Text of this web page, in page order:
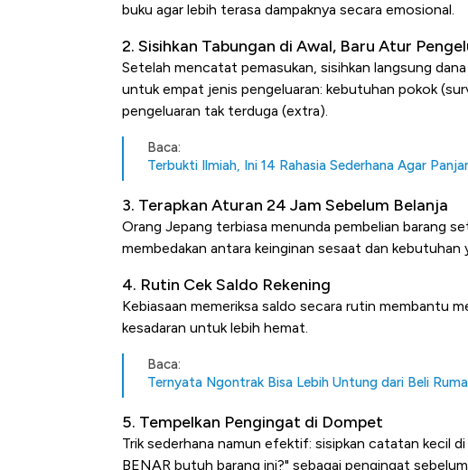
buku agar lebih terasa dampaknya secara emosional.
2. Sisihkan Tabungan di Awal, Baru Atur
Setelah mencatat pemasukan, sisihkan langsung
untuk empat jenis pengeluaran: kebutuhan pokok
pengeluaran tak terduga (extra).
Baca:
Terbukti Ilmiah, Ini 14 Rahasia Sederhana Agar
3. Terapkan Aturan 24 Jam Sebelum Belanja
Orang Jepang terbiasa menunda pembelian barang
membedakan antara keinginan sesaat dan kebutuhan
4. Rutin Cek Saldo Rekening
Kebiasaan memeriksa saldo secara rutin membantu
kesadaran untuk lebih hemat.
Baca:
Ternyata Ngontrak Bisa Lebih Untung dari Beli
5. Tempelkan Pengingat di Dompet
Trik sederhana namun efektif: sisipkan catatan kecil
BENAR butuh barang ini?" sebagai pengingat